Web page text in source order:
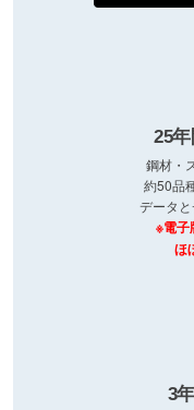
25
鋼材・
約50品
データと
※電子
ほ
3